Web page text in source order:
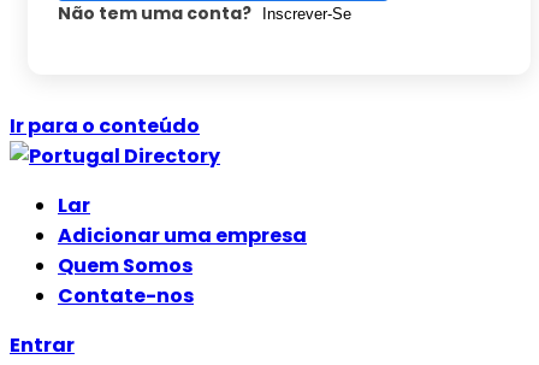
Não tem uma conta? Inscrever-Se
Ir para o conteúdo
Lar
Adicionar uma empresa
Quem Somos
Contate-nos
Entrar